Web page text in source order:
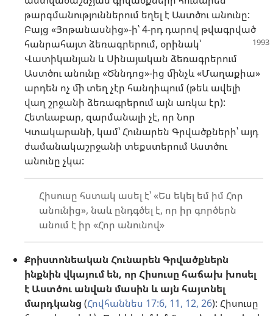
թարգմանություններում եղել է Աստծու անունը:
Բայց «Յոթանասնից»-ի՝ 4-րդ դարով թվագրված
հանրահայտ ձեռագրերում, օրինակ՝
Վատիկանյան և Սինայական ձեռագրերում
Աստծու անունը «Ծննդոց»-ից մինչև «Մաղաքիա»
արդեն ոչ մի տեղ չէր հանդիպում (թեև ավելի
վաղ շրջանի ձեռագրերում այն առկա էր):
Հետևաբար, զարմանալի չէ, որ Նոր
Կտակարանի, կամ՝ Հունարեն Գրվածքների՝ այդ
ժամանակաշրջանի տեքստերում Աստծու
անունը չկա:
Հիսուսը հստակ ասել է՝ «Ես եկել եմ իմ Հոր
անունից», նաև ընդգծել է, որ իր գործերն
անում է իր «Հոր անունով»
Քրիստոնեական Հունարեն Գրվածքներն
ինքնին վկայում են, որ Հիսուսը հաճախ խոսել
է Աստծու անվան մասին և այն հայտնել
մարդկանց (Հովհաննես 17:6, 11, 12, 26): Հիսուսը